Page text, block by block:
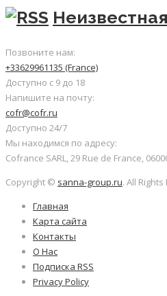
Позвоните нам:
+33629961135 (France)
Доступно с 9 до 18
Напишите на почту:
cofr@cofr.ru
Доступно 24/7
Мы находимся по адресу:
Cofrance SARL, 29 Rue de France,
Copyright © sanna-group.ru. All
Главная
Карта сайта
Контакты
О Нас
Подписка RSS
Privacy Policy